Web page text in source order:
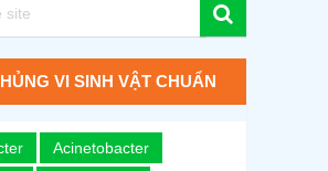
VI SINH VẬT CHUẨN
Acinetobacter